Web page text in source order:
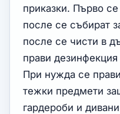
приказки. Първо
после се събират
после се чисти в
прави
При нужда се
тежки предмети
гардероби и